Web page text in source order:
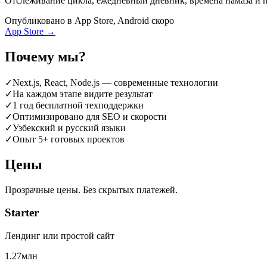
Опубликовано в App Store, Android скоро
App Store →
Почему мы?
✓Next.js, React, Node.js — современные технологии
✓На каждом этапе видите результат
✓1 год бесплатной техподдержки
✓Оптимизировано для SEO и скорости
✓Узбекский и русский языки
✓Опыт 5+ готовых проектов
Цены
Прозрачные цены. Без скрытых платежей.
Starter
Лендинг или простой сайт
1.27млн